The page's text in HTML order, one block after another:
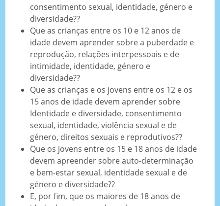
consentimento sexual, identidade, género e
diversidade??
Que as crianças entre os 10 e 12 anos de
idade devem aprender sobre a puberdade e
reprodução, relações interpessoais e de
intimidade, identidade, género e
diversidade??
Que as crianças e os jovens entre os 12 e os
15 anos de idade devem aprender sobre
Identidade e diversidade, consentimento
sexual, identidade, violência sexual e de
género, direitos sexuais e reprodutivos??
Que os jovens entre os 15 e 18 anos de idade
devem apreender sobre auto-determinação
e bem-estar sexual, identidade sexual e de
género e diversidade??
E, por fim, que os maiores de 18 anos de